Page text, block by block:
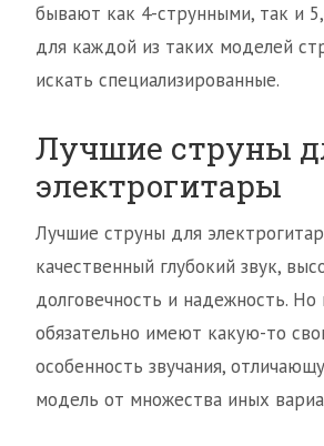
бывают как 4-струнными, так и
для каждой из таких моделей
искать специализированные.
Лучшие струны
электрогитары
Лучшие струны для
качественный глубокий звук,
долговечность и надежность.
обязательно имеют какую-то
особенность звучания,
модель от множества иных